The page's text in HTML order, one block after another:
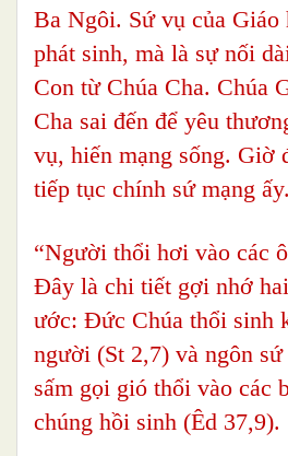
Ba Ngôi. Sứ vụ của
phát sinh, mà là sự nối
Con từ Chúa Cha. Chúa
Cha sai đến để yêu
vụ, hiến mạng sống. Giờ
tiếp tục chính sứ mạng ấy.
“Người thổi hơi vào các
Đây là chi tiết gợi nhớ
ước: Đức Chúa thổi sinh
người (St 2,7) và ngôn
sấm gọi gió thổi vào các
chúng hồi sinh (Êd 37,9).